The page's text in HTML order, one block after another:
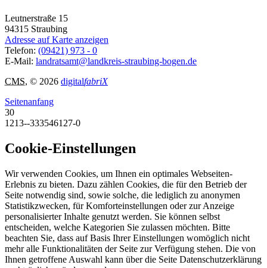
Leutnerstraße 15
94315 Straubing
Adresse auf Karte anzeigen
Telefon: (09421) 973 - 0
E-Mail: landratsamt@landkreis-straubing-bogen.de
CMS, © 2026 digitalfabriX
Seitenanfang
30
1213--333546127-0
Cookie-Einstellungen
Wir verwenden Cookies, um Ihnen ein optimales Webseiten-
Erlebnis zu bieten. Dazu zählen Cookies, die für den Betrieb der
Seite notwendig sind, sowie solche, die lediglich zu anonymen
Statistikzwecken, für Komforteinstellungen oder zur Anzeige
personalisierter Inhalte genutzt werden. Sie können selbst
entscheiden, welche Kategorien Sie zulassen möchten. Bitte
beachten Sie, dass auf Basis Ihrer Einstellungen womöglich nicht
mehr alle Funktionalitäten der Seite zur Verfügung stehen. Die von
Ihnen getroffene Auswahl kann über die Seite Datenschutzerklärung